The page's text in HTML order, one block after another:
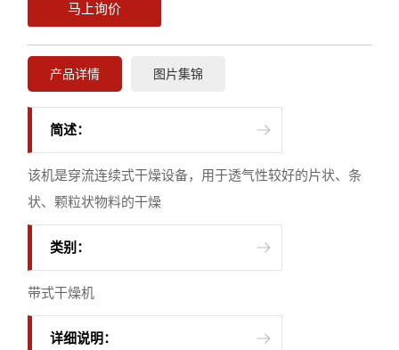
马上询价
产品详情 图片集锦
简述：
该机是穿流连续式干燥设备，用于透气性较好的片状、条
状、颗粒状物料的干燥
类别：
带式干燥机
详细说明：